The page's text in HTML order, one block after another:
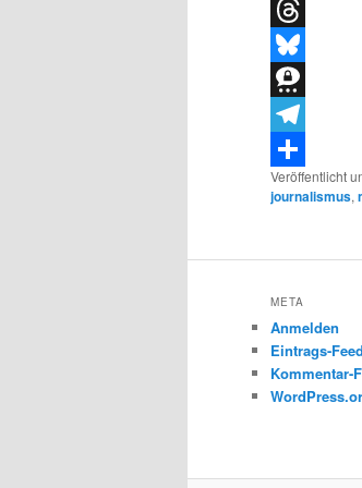
X
Threads
Bluesky
Threema
Telegram
Teilen
Veröffentlicht
journalismus,
META
Anmelden
Eintrags-Feed
Kommentar-